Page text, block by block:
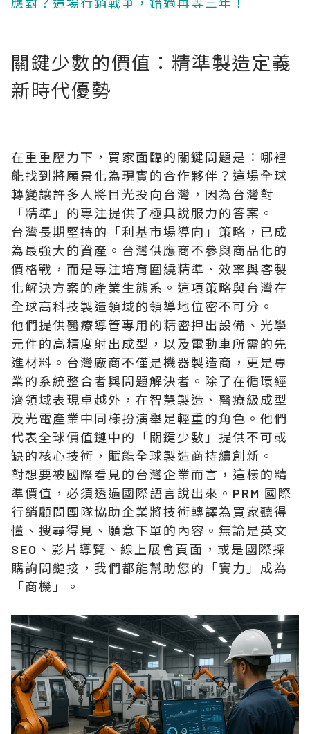
關鍵少數的價值：精準製造定義
新時代優勢
在重重壓力下，買家面臨的關鍵問題是：哪裡
能找到將願景化為現實的合作夥伴？這場全球
轉變讓許多人將目光投向台灣，因為台灣對
「精準」的專注提供了極具說服力的答案。
台灣長期堅持的「利基市場導向」策略，已成
為最強大的資產。台灣供應商不參與商品化的
價格戰，而是專注培育圍繞精準、效率與客製
化解決方案的產業生態系。這項策略與台灣在
全球高科技製造領域的領導地位密不可分。
他們提供醫療導管專用的精密押出設備、光學
元件的高精度射出成型，以及電動車所需的先
進材料。台灣廠商不僅是機器製造商，更是專
業的系統整合者與問題解決者。除了在循環經
濟領域表現卓越外，在智慧製造、醫療級成型
及光電產業中同樣扮演舉足輕重的角色。他們
代表全球價值鏈中的「關鍵少數」提供不可或
缺的核心技術，賦能全球製造商持續創新。
對想要被國際看見的台灣企業而言，這樣的精
準價值，必須透過國際語言說出來。PRM 國際
行銷顧問團隊協助企業將技術轉譯為買家聽得
懂、搜尋得見、願意下單的內容。無論是英文
SEO、影片導覽、線上展會頁面，或是國際採
購詢問鏈接，我們都能幫助您的「實力」成為
「商機」。